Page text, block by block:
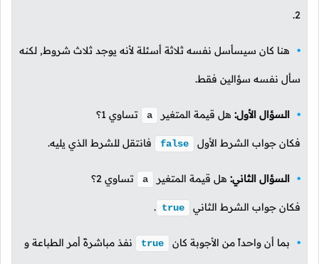
2
.
هنا كان سيسأسل نفسه ثلاثة أسئلة لأنه يوجد ثلاث شروط, لكنه
سأل نفسه سؤالين فقط.
السؤال الأول: هل قيمة المتغير a تساوي 1؟
فكان جواب الشرط الأول false فانتقل للشرط الذي يليه.
السؤال الثاني: هل قيمة المتغير a تساوي 2؟
فكان جواب الشرط الثاني true
.
بما أن واحداً من الأجوبة كان true نفذ مباشرةً أمر الطباعة و